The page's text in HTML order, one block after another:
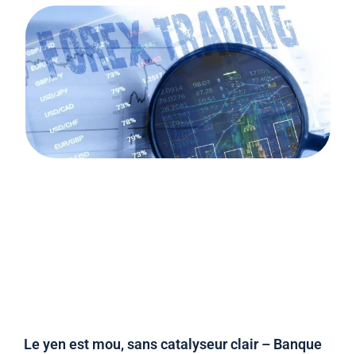
Le yen est mou, sans catalyseur clair – Banque